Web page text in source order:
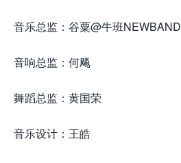
音乐总监：谷粟@牛班NEWBAND
音响总监：何飚
舞蹈总监：黄国荣
音乐设计：王皓